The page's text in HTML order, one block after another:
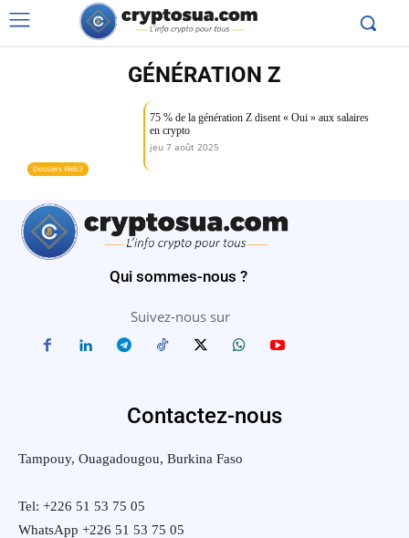
GÉNÉRATION Z
Dossiers Web3
75 % de la génération Z disent « Oui » aux salaires
en crypto
jeu 7 août 2025
Qui sommes-nous ?
Suivez-nous sur
Contactez-nous
Tampouy, Ouagadougou, Burkina Faso
Tel: +226 51 53 75 05
WhatsApp +226 51 53 75 05